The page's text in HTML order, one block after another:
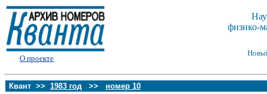
О проекте
физико-
Квант >> 1983 год >> номер 10